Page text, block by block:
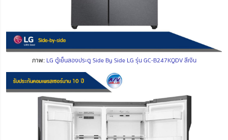
ภาพ: LG ตู้เย็นสองประตู Side By Side LG รุ่น GC-B247KQDV สีเงิน